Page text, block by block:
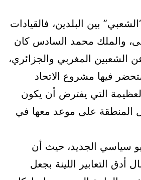
بين البلدين، فالقيادات
والملك محمد السادس كان
المغربي والجزائري،
فيها مشروع الاتحاد
التي يفترض أن يكون
المنطقة على موعد معها في
سياسي الجديد، حيث أن
التعابير اللينة بجعل